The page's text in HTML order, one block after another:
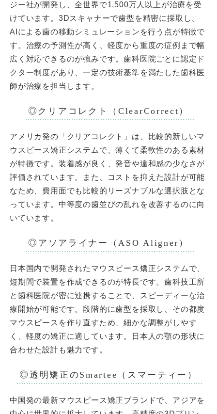
ジー社が開発し、全世界で1,500万人以上が治療を受
けています。3Dスキャナーで歯型を精密に採取し、
AIによる歯の移動シミュレーションを行う点が特徴で
す。治療の予測性が高く、軽度から重度の症例まで幅
広く対応できるのが強みです。歯科医院ごとに認定ド
クター制度があり、一定の技術基準を満たした歯科医
師が治療を担当します。
◎クリアコレクト（ClearCorrect）
アメリカ発の「クリアコレクト」は、比較的新しいマ
ウスピース矯正システムで、薄くて柔軟性のある素材
が特徴です。装着感が良く、発音や違和感の少なさが
評価されています。また、コストを抑えた設計が可能
なため、費用面でも比較的リーズナブルな選択肢とな
っています。中等度の歯並びの乱れを改善するのに向
いています。
◎アソアライナー（ASO Aligner）
日本国内で開発されたマウスピース矯正システムで、
短期間で装置を作成できるのが特長です。歯科技工所
と歯科医院が密に連携することで、スピーディーな治
療開始が可能です。段階的に歯型を採取し、その都度
マウスピースを作り直すため、細かな調整がしやす
く、軽度の矯正に適しています。日本人の顎の形状に
合わせた設計も魅力です。
◎透明矯正のSmartee（スマーティー）
中国発の最新マウスピース矯正ブランドで、アジアを